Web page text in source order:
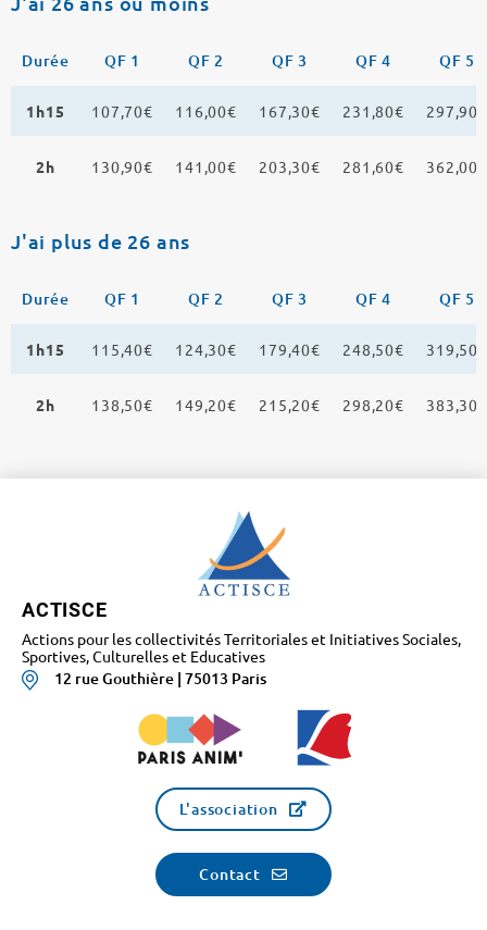
Durée QF 1 QF 2 QF 3 QF 4 QF 5
1h15 107,70€ 116,00€ 167,30€ 231,80€ 297,90€
2h 130,90€ 141,00€ 203,30€ 281,60€ 362,00€
J'ai plus de 26 ans
Durée QF 1 QF 2 QF 3 QF 4 QF 5
1h15 115,40€ 124,30€ 179,40€ 248,50€ 319,50€
2h 138,50€ 149,20€ 215,20€ 298,20€ 383,30€
ACTISCE
Actions pour les collectivités Territoriales et Initiatives Sociales,
Sportives, Culturelles et Educatives
12 rue Gouthière | 75013 Paris
L'association
Contact